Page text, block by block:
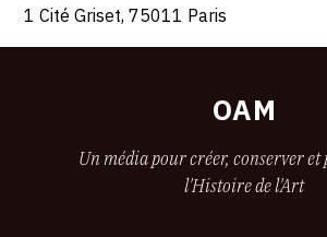
2021
1 Cité Griset, 75011 Paris
OAM
Un média pour créer, conserver
l'Histoire de l'Art